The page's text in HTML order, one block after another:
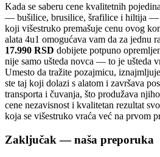
Kada se saberu cene kvalitetnih
— bušilice, brusilice, šrafilice i hiltija —
koji višestruko premašuje cenu ovog
alata 4u1 omogućava vam da za jednu
17.990 RSD dobijete potpuno
nije samo ušteda novca — to je ušteda
Umesto da tražite pozajmicu,
ste taj koji dolazi s alatom i završava
transporta i čuvanja, što produžava
cene nezavisnost i kvalitetan rezultat
koja se višestruko vraća već na prvom
Zaključak — naša preporuka